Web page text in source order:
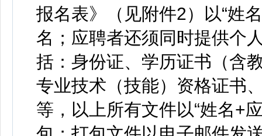
报名表》（见附件2）以“姓
名；应聘者还须同时提供个
括：身份证、学历证书（含
专业技术（技能）资格证书
等，以上所有文件以“姓名+